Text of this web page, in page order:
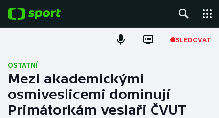
SLEDOVAT
Fotbal
Hokej
Tenis
OSTATNÍ
Mezi akademickými
osmiveslicemi dominují
Primátorkám veslaři ČVUT